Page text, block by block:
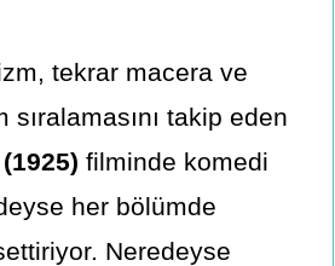
tekrar macera ve
takip eden
filminde komedi
her bölümde
Neredeyse